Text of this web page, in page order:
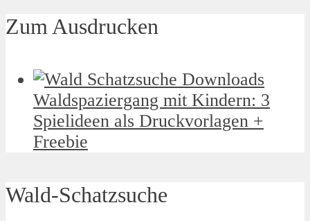
Zum Ausdrucken
Waldspaziergang mit Kindern: 3
Spielideen als Druckvorlagen +
Freebie
Wald-Schatzsuche